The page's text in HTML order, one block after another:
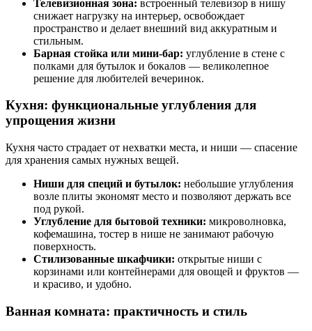
Телевизионная зона: встроенный телевизор в нишу
снижает нагрузку на интерьер, освобождает
пространство и делает внешний вид аккуратным и
стильным.
Барная стойка или мини-бар: углубление в стене с
полками для бутылок и бокалов — великолепное
решение для любителей вечеринок.
Кухня: функциональные углубления для
упрощения жизни
Кухня часто страдает от нехватки места, и ниши — спасение
для хранения самых нужных вещей.
Ниши для специй и бутылок: небольшие углубления
возле плиты экономят место и позволяют держать все
под рукой.
Углубление для бытовой техники: микроволновка,
кофемашина, тостер в нише не занимают рабочую
поверхность.
Стилизованные шкафчики: открытые ниши с
корзинами или контейнерами для овощей и фруктов —
и красиво, и удобно.
Ванная комната: практичность и стиль